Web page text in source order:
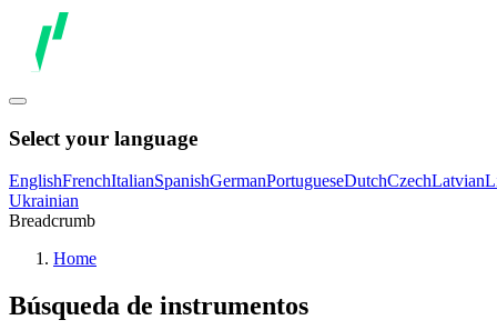
Select your language
EnglishFrenchItalianSpanishGermanPortugueseDutchCzechLatvian
Ukrainian
Breadcrumb
Home
Búsqueda de instrumentos